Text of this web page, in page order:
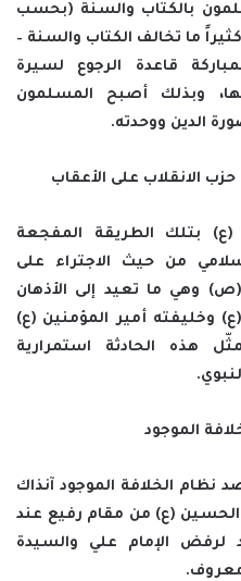
بالكتاب والسنة (بحسب
ما تخالف الكتاب والسنة –
قاعدة الرجوع لسيرة
وبذلك أصبح المسلمون
الدين ووحدته.
الانقلاب على الأعقاب
بتلك الطريقة المفجعة
من حيث الاجتراء على
وهي ما تعيد إلى الأذهان
وخليفته أمير المؤمنين (ع)
هذه الحادثة استمرارية
الموجود
نظام الخلافة الموجود آنذاك
الحسين (ع) من مقام رفيع عند
لرفض الإمام علي والسيدة
معروف.